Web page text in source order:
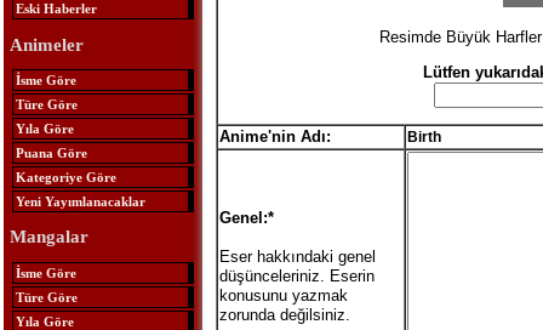
Eski Haberler
Animeler
İsme Göre
Türe Göre
Yıla Göre
Puana Göre
Kategoriye Göre
Yeni Yayımlanacaklar
Mangalar
İsme Göre
Türe Göre
Yıla Göre
Resimde Büyük
Lütfen
Anime'nin Adı: Birth
Genel:*
Eser hakkındaki genel
düşünceleriniz. Eserin
konusunu yazmak
zorunda değilsiniz.